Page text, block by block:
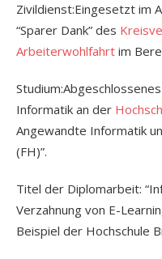
Zivildienst:Eingesetzt im
“Sparer Dank” des
Arbeiterwohlfahrt im
Informatik an der
Angewandte Informatik
(FH)”.
Titel der Diplomarbeit:
Verzahnung von E-
Beispiel der Hochschule